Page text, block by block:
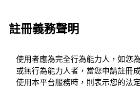
註冊義務聲明
使用者應為完全行為能力人，如您
或無行為能力人者，當您申請註冊
使用本平台服務時，則表示您的法